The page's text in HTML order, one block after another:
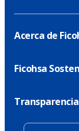
Acerca de
Ficohsa
Transparencia